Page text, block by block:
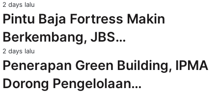
2 days lalu
Pintu Baja Fortress Makin
Berkembang, JBS…
2 days lalu
Penerapan Green Building, IPMA
Dorong Pengelolaan…